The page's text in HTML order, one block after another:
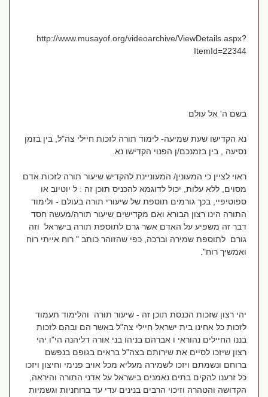
http://www.musayof.org/videoarchive/ViewDetails.aspx?
ItemId=22344
בשם ה' אל עולם
נא הקדישו שעת שמיעה- לימוד תורה לזכות חיילי צה"ל, בין בזמן
נסיעה , בין בזמנכם/ן הפנוי הקדישו נא.
ראוי לציין כי המעונין/ המעוניינת להקדיש שיעור תורה לזכות אדם
מסוים, ללא עלות, יכול לדוגמא להכניס תוכן זה : ל יוטיוב או
ספוטיפיי, בכך גורמים תוספת של שיעורי תורה בעולם - ולימוד
התורה הינו רצון הבורא ואם מקדישים שיעור תורה/מעשה חסד
דבר זה משפיע על האדם אשר גרם לתוספת תורה בישראל וזה
גורם לתוספת שמירה וברכה, כפי שהזוהר כותב " רוח אייתי רוח
ואמשיך רוח".
יהי רצון שזכות הכנסת תוכן זה - שיעור תורה והלימוד תעמוד
לזכות כל אחינו בית ישראל חיילי צה"ל באשר הם ובהם לזכות
בננו החיילים נהוראי ו אברהם בניהו בני אורה דליהנה הי"ו יהי
רצון שיזכו לסיים את שירותם בצה"ל בראים בגופם בנפשם
ברוחם ונשמתם ויזכו לשמירה מעליא מכל אויב פנימי וחיצון ויזכו
כל זרענו להקים בתים נאמנים בישראל על אדני התורה והיראה,
הקדושה והטהרה וזיכוי הרבים בנינים עדי עד ברוחניות וגשמיות